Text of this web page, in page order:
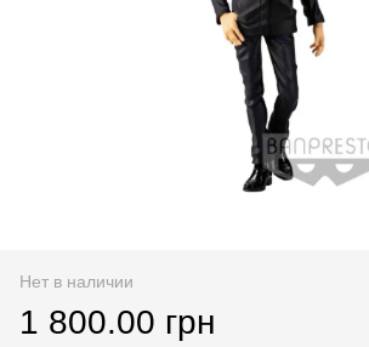
Нет в наличии
1 800.00 грн